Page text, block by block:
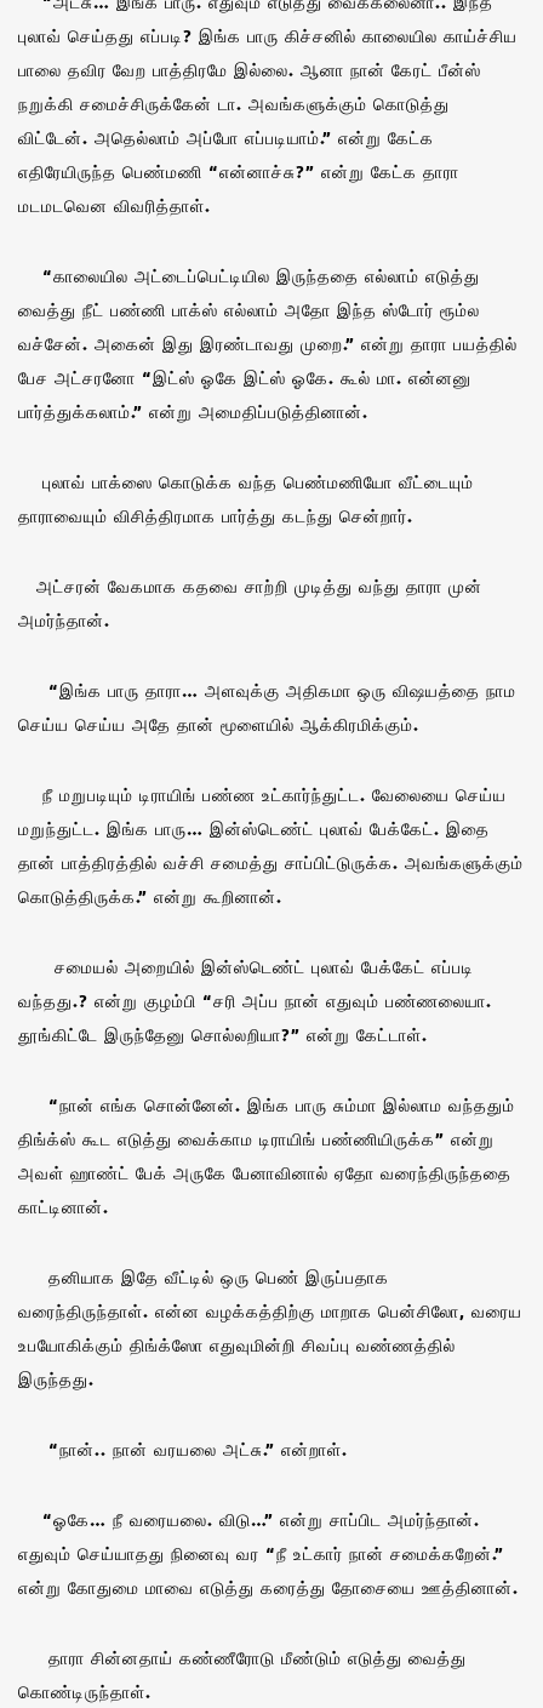
புலாவ் செய்தது எப்படி? இங்க பாரு கிச்சனில் காலையில காய்ச்சிய
பாலை தவிர வேற பாத்திரமே இல்லை. ஆனா நான் கேரட் பீன்ஸ்
நறுக்கி சமைச்சிருக்கேன் டா. அவங்களுக்கும் கொடுத்து
விட்டேன். அதெல்லாம் அப்போ எப்படியாம்.” என்று கேட்க
எதிரேயிருந்த பெண்மணி “என்னாச்சு?” என்று கேட்க தாரா
மடமடவென விவரித்தாள்.
“காலையில அட்டைப்பெட்டியில இருந்ததை எல்லாம் எடுத்து
வைத்து நீட் பண்ணி பாக்ஸ் எல்லாம் அதோ இந்த ஸ்டோர் ரூம்ல
வச்சேன். அகைன் இது இரண்டாவது முறை.” என்று தாரா பயத்தில்
பேச அட்சரனோ “இட்ஸ் ஓகே இட்ஸ் ஓகே. கூல் மா. என்னனு
பார்த்துக்கலாம்.” என்று அமைதிப்படுத்தினான்.
புலாவ் பாக்ஸை கொடுக்க வந்த பெண்மணியோ வீட்டையும்
தாராவையும் விசித்திரமாக பார்த்து கடந்து சென்றார்.
அட்சரன் வேகமாக கதவை சாற்றி முடித்து வந்து தாரா முன்
அமர்ந்தான்.
“இங்க பாரு தாரா… அளவுக்கு அதிகமா ஒரு விஷயத்தை நாம
செய்ய செய்ய அதே தான் மூளையில் ஆக்கிரமிக்கும்.
நீ மறுபடியும் டிராயிங் பண்ண உட்கார்ந்துட்ட. வேலையை செய்ய
மறுந்துட்ட. இங்க பாரு… இன்ஸ்டெண்ட் புலாவ் பேக்கேட். இதை
தான் பாத்திரத்தில் வச்சி சமைத்து சாப்பிட்டுருக்க. அவங்களுக்கும்
கொடுத்திருக்க.” என்று கூறினான்.
சமையல் அறையில் இன்ஸ்டெண்ட் புலாவ் பேக்கேட் எப்படி
வந்தது.? என்று குழம்பி “சரி அப்ப நான் எதுவும் பண்ணலையா.
தூங்கிட்டே இருந்தேனு சொல்லறியா?” என்று கேட்டாள்.
“நான் எங்க சொன்னேன். இங்க பாரு சும்மா இல்லாம வந்ததும்
திங்க்ஸ் கூட எடுத்து வைக்காம டிராயிங் பண்ணியிருக்க” என்று
அவள் ஹாண்ட் பேக் அருகே பேனாவினால் ஏதோ வரைந்திருந்ததை
காட்டினான்.
தனியாக இதே வீட்டில் ஒரு பெண் இருப்பதாக
வரைந்திருந்தாள். என்ன வழக்கத்திற்கு மாறாக பென்சிலோ, வரைய
உபயோகிக்கும் திங்க்ஸோ எதுவுமின்றி சிவப்பு வண்ணத்தில்
இருந்தது.
“நான்.. நான் வரயலை அட்சு.” என்றாள்.
“ஓகே… நீ வரையலை. விடு…” என்று சாப்பிட அமர்ந்தான்.
எதுவும் செய்யாதது நினைவு வர “நீ உட்கார் நான் சமைக்கறேன்.”
என்று கோதுமை மாவை எடுத்து கரைத்து தோசையை ஊத்தினான்.
தாரா சின்னதாய் கண்ணீரோடு மீண்டும் எடுத்து வைத்து
கொண்டிருந்தாள்.